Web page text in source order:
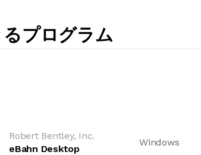
プログラム
Robert Bentley, Inc.
eBahn Desktop
Windows